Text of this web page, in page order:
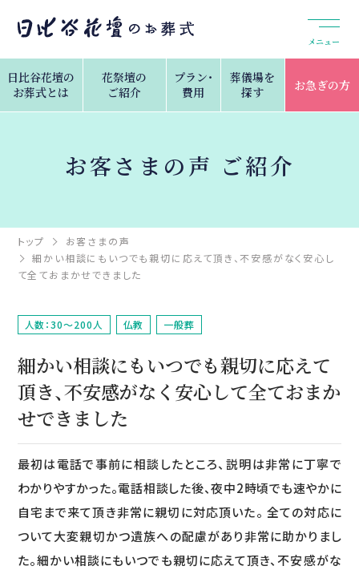
メニュー
日比谷花壇の
お葬式とは
花祭壇の
ご紹介
プラン・
費用
葬儀場を
探す
お急ぎの方
お客さまの声 ご紹介
トップ
お客さまの声
細かい相談にもいつでも親切に応えて頂き、不安感がなく安心し
て全ておまかせできました
人数：30～200人 仏教 一般葬
細かい相談にもいつでも親切に応えて
頂き、不安感がなく安心して全ておまか
せできました
最初は電話で事前に相談したところ、説明は非常に丁寧で
わかりやすかった。電話相談した後、夜中2時頃でも速やかに
自宅まで来て頂き非常に親切に対応頂いた。 全ての対応に
ついて大変親切かつ遺族への配慮があり非常に助かりまし
た。細かい相談にもいつでも親切に応えて頂き、不安感がな